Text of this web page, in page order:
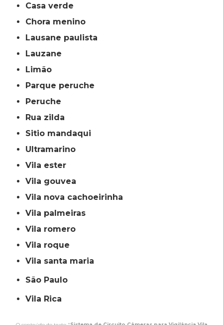
casa verde
chora menino
lausane paulista
lauzane
limão
parque peruche
peruche
rua zilda
sitio mandaqui
ultramarino
vila ester
vila gouvea
vila nova cachoeirinha
vila palmeiras
vila romero
vila roque
vila santa maria
São Paulo
Vila Rica